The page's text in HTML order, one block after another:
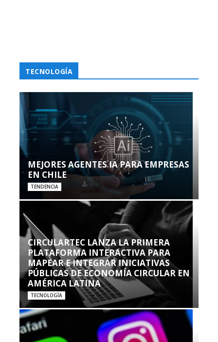
TECNOLOGÍA
MEJORES AGENTES IA PARA EMPRESAS
EN CHILE
TENDENCIA
CIRCULARTEC LANZA LA PRIMERA
PLATAFORMA INTERACTIVA PARA
MAPEAR E INTEGRAR INICIATIVAS
PÚBLICAS DE ECONOMÍA CIRCULAR EN
AMÉRICA LATINA
TECNOLOGÍA